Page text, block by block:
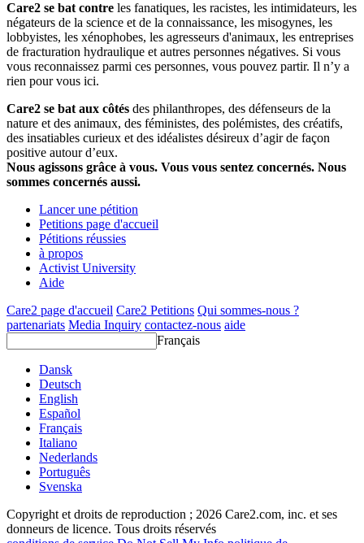
Care2 se bat contre les fanatiques, les racistes, les intimidateurs, les
négateurs de la science et de la connaissance, les misogynes, les
lobbyistes, les xénophobes, les agresseurs d'animaux, les entreprises
de fracturation hydraulique et autres personnes négatives. Si vous
vous reconnaissez parmi ces personnes, vous pouvez partir. Il n’y a
rien pour vous ici.
Care2 se bat aux côtés des philanthropes, des défenseurs de la
nature et des animaux, des féministes, des polémistes, des créatifs,
des insatiables curieux et des idéalistes désireux d’agir de façon
positive autour d’eux.
Nous agissons grâce à vous. Vous vous sentez concernés. Nous
sommes concernés aussi.
Lancer une pétition
Petitions page d'accueil
Pétitions réussies
à propos
Activist University
Aide
Care2 page d'accueil Care2 Petitions Qui sommes-nous ?
partenariats Media Inquiry contactez-nous aide
Français
Dansk
Deutsch
English
Español
Français
Italiano
Nederlands
Português
Svenska
Copyright et droits de reproduction ; 2026 Care2.com, inc. et ses
donneurs de licence. Tous droits réservés